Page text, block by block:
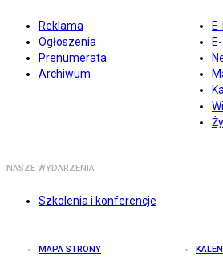
Reklama
Ogłoszenia
Prenumerata
Archiwum
NASZE WYDARZENIA
Szkolenia i konferencje
MAPA STRONY